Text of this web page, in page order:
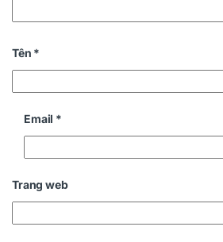
Tên *
Email *
Trang web